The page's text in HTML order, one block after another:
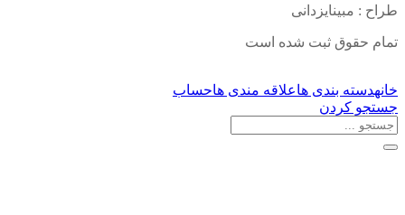
طراح : مبینایزدانی
تمام حقوق ثبت شده است
خانهدسته بندی هاعلاقه مندی هاحساب
جستجو کردن